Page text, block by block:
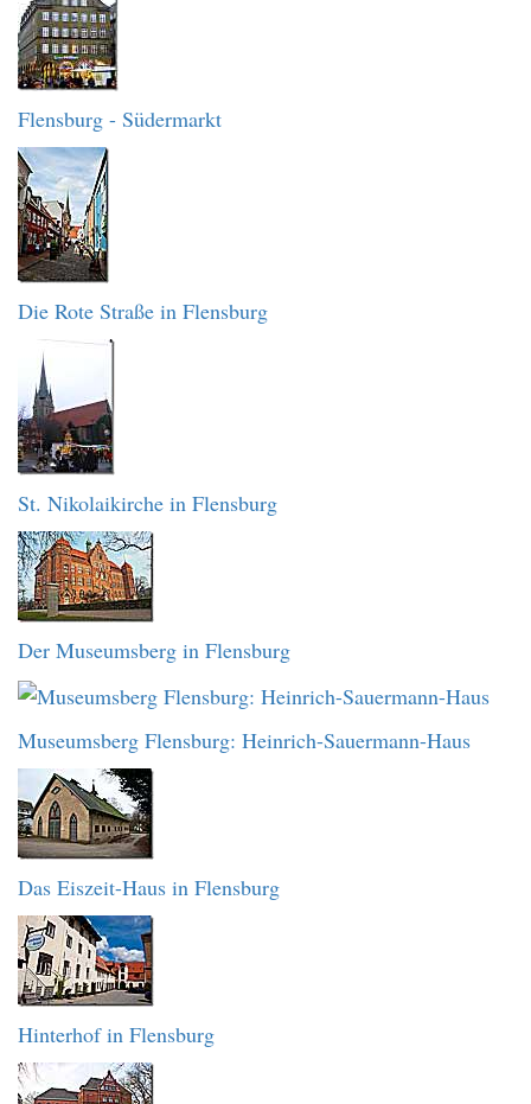
Flensburg - Südermarkt
Die Rote Straße in Flensburg
St. Nikolaikirche in Flensburg
Der Museumsberg in Flensburg
Museumsberg Flensburg: Heinrich-Sauermann-Haus
Das Eiszeit-Haus in Flensburg
Hinterhof in Flensburg